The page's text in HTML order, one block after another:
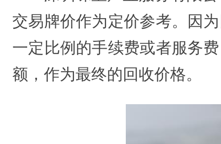
交易牌价作为定价参考。因
一定比例的手续费或者服务
额，作为最终的回收价格。